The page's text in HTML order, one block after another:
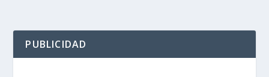
PUBLICIDAD